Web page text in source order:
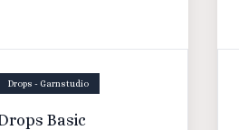
Drops - Garnstudio
Basic